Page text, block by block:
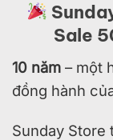
Sale
10 năm – một
đồng hành
Sunday Store